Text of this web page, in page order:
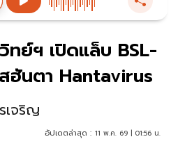
ย์ฯ เปิดแล็บ BSL-
ฮันตา Hantavirus
เจริญ
อัปเดตล่าสุด : 11 พ.ค. 69 | 01:56 น.